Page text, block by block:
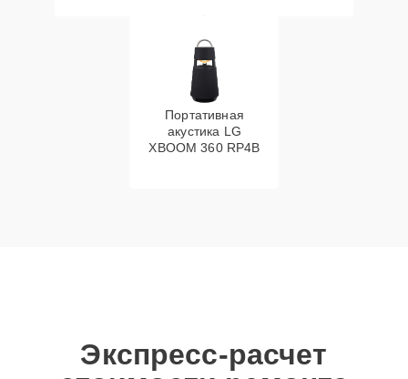
Портативная
акустика LG
XBOOM 360 RP4B
Экспресс-расчет